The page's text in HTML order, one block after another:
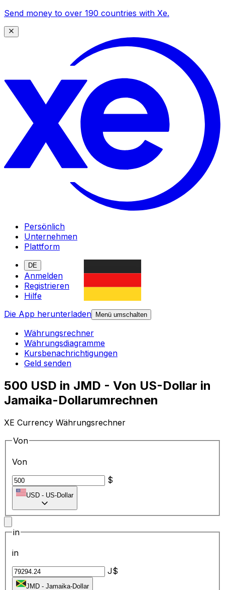
Send money to over 190 countries with Xe.
Persönlich
Unternehmen
Plattform
DE
Anmelden
Registrieren
Hilfe
Die App herunterladen
Menü umschalten
Währungsrechner
Währungsdiagramme
Kursbenachrichtigungen
Geld senden
500 USD in JMD - Von US-Dollar in
Jamaika-Dollarumrechnen
XE Currency Währungsrechner
Von
Von
$
USD - US-Dollar
in
in
J$
JMD - Jamaika-Dollar